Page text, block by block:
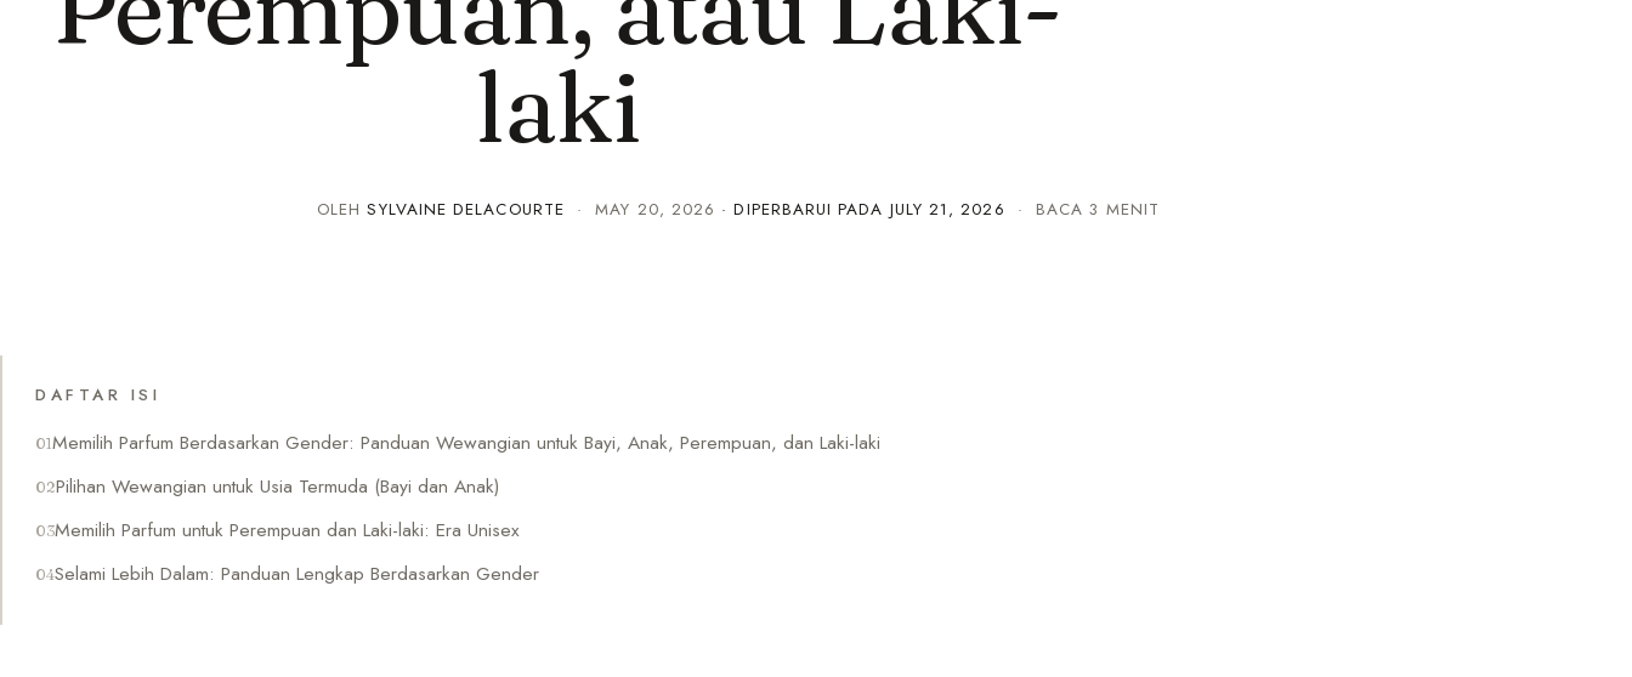
laki
OLEHSYLVAINE DELACOURTE ·MAY 20, 2026 · DIPERBARUI PADA JULY 21, 2026 · BACA 3 MENIT
DAFTAR ISI
Memilih Parfum Berdasarkan Gender: Panduan Wewangian untuk Bayi, Anak, Perempuan, dan Laki-laki
Pilihan Wewangian untuk Usia Termuda (Bayi dan Anak)
Memilih Parfum untuk Perempuan dan Laki-laki: Era Unisex
Selami Lebih Dalam: Panduan Lengkap Berdasarkan Gender